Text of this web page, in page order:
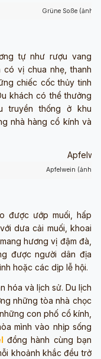
Grüne Soße (ảnh
tự như rượu vang
vị chua nhẹ, thanh
chiếc cốc thủy tinh
khách có thể thưởng
truyền thống ở khu
nhà hàng cổ kính và
Apfelwein (ảnh
được ướp muối, hấp
dưa cải muối, khoai
hương vị đậm đà,
được người dân địa
hoặc các dịp lễ hội.
hóa và lịch sử. Du lịch
những tòa nhà chọc
con phố cổ kính,
mình vào nhịp sống
đồng hành cùng bạn
khoảnh khắc đều trở